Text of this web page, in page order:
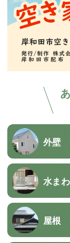
外壁
水ま
屋根